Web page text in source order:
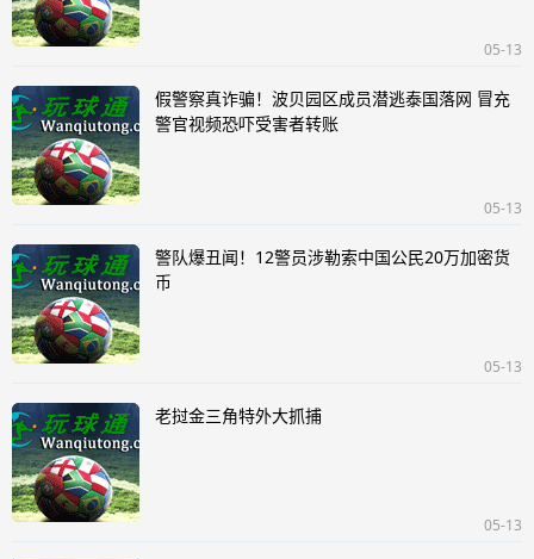
05-13
假警察真诈骗！波贝园区成员潜逃泰国落网 冒充
警官视频恐吓受害者转账
05-13
警队爆丑闻！12警员涉勒索中国公民20万加密货
币
05-13
老挝金三角特外大抓捕
05-13